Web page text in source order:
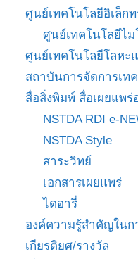
ศูนย์เทคโนโลยีอิเล็ก
ศูนย์เทคโนโลยีไม
ศูนย์เทคโนโลยีโลหะ
สถาบันการจัดการเท
สื่อสิ่งพิมพ์ สื่อเผยแพร่
NSTDA RDI e-
NSTDA Style
สาระวิทย์
เอกสารเผยแพร่
ไดอารี่
องค์ความรู้สำคัญในก
เกียรติยศ/รางวัล